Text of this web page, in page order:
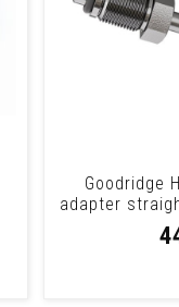
Goodridge
adapter